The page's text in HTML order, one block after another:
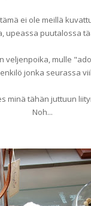
tämä ei ole meillä
upeassa puutalossa
veljenpoika, mulle
jonka seurassa
minä tähän juttuun
Noh...